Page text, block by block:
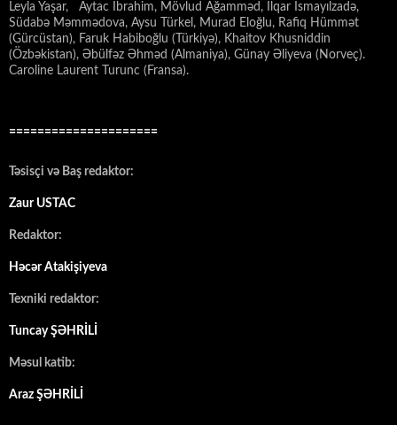
Leyla Yaşar, Aytac İbrahim, Mövlud Ağamməd, İlqar İsmayılzadə,
Südabə Məmmədova, Aysu Türkel, Murad Eloğlu, Rafiq Hümmət
(Gürcüstan), Faruk Habiboğlu (Türkiyə), Khaitov Khusniddin
(Özbəkistan), Əbülfəz Əhməd (Almaniya), Günay Əliyeva (Norveç).
Caroline Laurent Turunc (Fransa).
=====================
Təsisçi və Baş redaktor:
Zaur USTAC
Redaktor:
Həcər Atakişiyeva
Texniki redaktor:
Tuncay ŞƏHRİLİ
Məsul katib:
Araz ŞƏHRİLİ